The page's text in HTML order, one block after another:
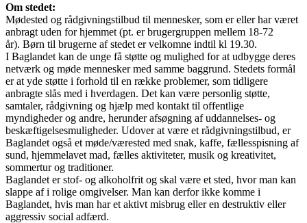
Om stedet:
Mødested og rådgivningstilbud til mennesker, som er eller har været
anbragt uden for hjemmet (pt. er brugergruppen mellem 18-72
år). Børn til brugerne af stedet er velkomne indtil kl 19.30.
I Baglandet kan de unge få støtte og mulighed for at udbygge deres
netværk og møde mennesker med samme baggrund. Stedets formål
er at yde støtte i forhold til en række problemer, som tidligere
anbragte slås med i hverdagen. Det kan være personlig støtte,
samtaler, rådgivning og hjælp med kontakt til offentlige
myndigheder og andre, herunder afsøgning af uddannelses- og
beskæftigelsesmuligheder. Udover at være et rådgivningstilbud, er
Baglandet også et møde/værested med snak, kaffe, fællesspisning af
sund, hjemmelavet mad, fælles aktiviteter, musik og kreativitet,
sommertur og traditioner.
Baglandet er stof- og alkoholfrit og skal være et sted, hvor man kan
slappe af i rolige omgivelser. Man kan derfor ikke komme i
Baglandet, hvis man har et aktivt misbrug eller en destruktiv eller
aggressiv social adfærd.